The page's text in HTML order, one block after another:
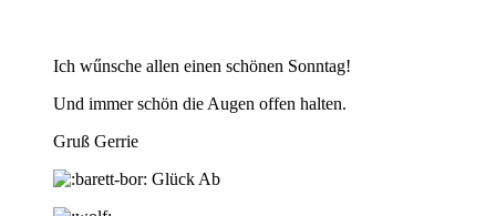
Ich wűnsche allen einen schönen Sonntag!
Und immer schön die Augen offen halten.
Gruß Gerrie
Glück Ab